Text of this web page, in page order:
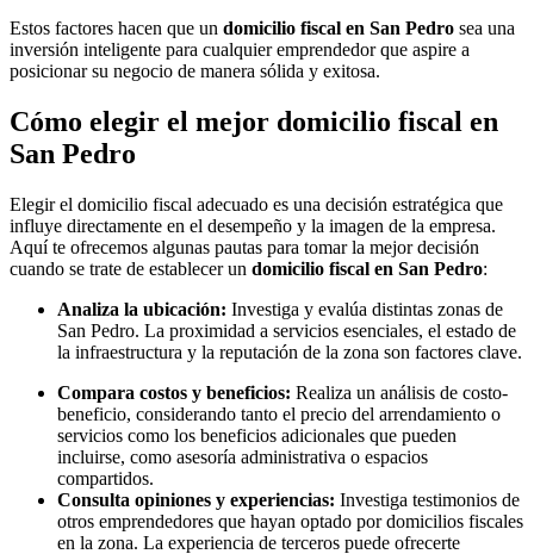
Estos factores hacen que un domicilio fiscal en San Pedro sea una
inversión inteligente para cualquier emprendedor que aspire a
posicionar su negocio de manera sólida y exitosa.
Cómo elegir el mejor domicilio fiscal en
San Pedro
Elegir el domicilio fiscal adecuado es una decisión estratégica que
influye directamente en el desempeño y la imagen de la empresa.
Aquí te ofrecemos algunas pautas para tomar la mejor decisión
cuando se trate de establecer un domicilio fiscal en San Pedro:
Analiza la ubicación: Investiga y evalúa distintas zonas de
San Pedro. La proximidad a servicios esenciales, el estado de
la infraestructura y la reputación de la zona son factores clave.
Compara costos y beneficios: Realiza un análisis de costo-
beneficio, considerando tanto el precio del arrendamiento o
servicios como los beneficios adicionales que pueden
incluirse, como asesoría administrativa o espacios
compartidos.
Consulta opiniones y experiencias: Investiga testimonios de
otros emprendedores que hayan optado por domicilios fiscales
en la zona. La experiencia de terceros puede ofrecerte